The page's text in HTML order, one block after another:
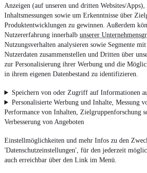
Anzeigen (auf unseren und dritten Websites/
Inhaltsmessungen sowie um Erkenntnisse über
Produktentwicklungen zu gewinnen. Außerdem
Nutzererfahrung innerhalb unserer
Nutzungsverhalten analysieren sowie Segmente
Nutzerdaten zusammenstellen und Dritten über
zur Personalisierung ihrer Werbung und die
in ihrem eigenen Datenbestand zu identifizieren.
Speichern von oder Zugriff auf Informationen
Personalisierte Werbung und Inhalte, Messung
Performance von Inhalten, Zielgruppenforschung
Verbesserung von Angeboten
Einstellmöglichkeiten und mehr Infos zu den
'Datenschutzeinstellungen', für den jederzeit
auch erreichbar über den Link im Menü.
Erklärung zur Barrierefreiheit
Report Security Vulnerability (English)
Powered by
VonAuto verkaufenüberE-Bikesund